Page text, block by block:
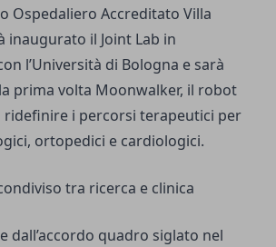
Ospedaliero Accreditato Villa
inaugurato il Joint Lab in
l’Università di Bologna e sarà
prima volta Moonwalker, il robot
ridefinire i percorsi terapeutici per
ortopedici e cardiologici.
tra ricerca e clinica
dall’accordo quadro siglato nel